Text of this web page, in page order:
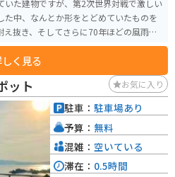
た建物ですが、第2次世界対戦で激しい
中、なんとか形をとどめていたものを
抜き、そしてさらに70年ほどの風雨に
ということで注目をあびています。
く見る
ット お気に入り
駐車： 駐車場あり
予算： 無料
混雑： 空いている
滞在： 0.5時間